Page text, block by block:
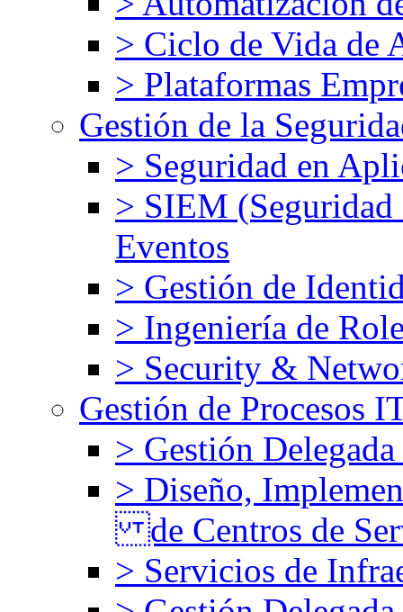
> Ciclo de Vida de
> Plataformas
Gestión de la
> Seguridad en
> SIEM
Eventos
> Gestión de
> Ingeniería de
> Security &
Gestión de Procesos
> Gestión
> Diseño,
de Centros de
> Servicios de